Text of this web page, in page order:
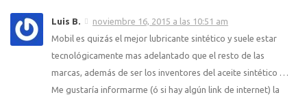
Luis B.
noviembre 16, 2015 a las 10:51 am
Mobil es quizás el mejor lubricante sintético y suele estar
tecnológicamente mas adelantado que el resto de las
marcas, además de ser los inventores del aceite sintético …
Me gustaría informarme (ó si hay algún link de internet) la